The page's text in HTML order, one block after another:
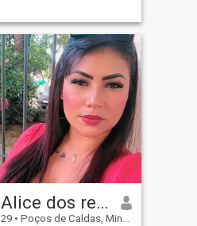
Alice dos reis batista
29 • Poços de Caldas, Minas Gerais, Brésil